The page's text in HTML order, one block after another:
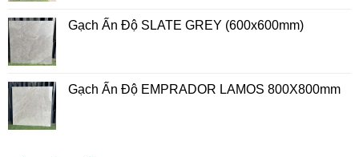
Gạch Ấn Độ SLATE GREY (600x600mm)
Gạch Ấn Độ EMPRADOR LAMOS 800X800mm